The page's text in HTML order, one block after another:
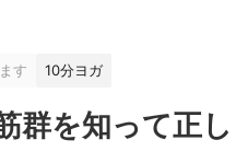
す 10分ヨガ
群を知って正